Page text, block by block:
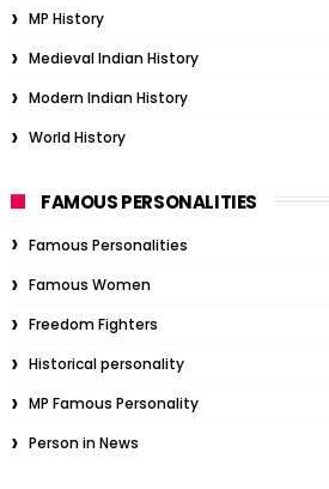
MP History
Medieval Indian History
Modern Indian History
World History
FAMOUS PERSONALITIES
Famous Personalities
Famous Women
Freedom Fighters
Historical personality
MP Famous Personality
Person in News